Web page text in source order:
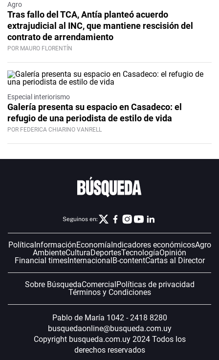
Agro
Tras fallo del TCA, Antía planteó acuerdo
extrajudicial al INC, que mantiene rescisión del
contrato de arrendamiento
POR MAURO FLORENTÍN
Especial interiorismo
Galería presenta su espacio en Casadeco: el
refugio de una periodista de estilo de vida
POR FEDERICA CHIARINO VANRELL
Seguinos en:
PolíticaInformaciónEconomíaIndicadores económicosAgro
AmbienteCulturaDeportesTecnologíaOpinión
Financial timesInternacionalB-contentCartas al Director
Sobre BúsquedaComercialPolíticas de privacidad
Términos y Condiciones
Pablo de María 1042 - 2418 8280
busquedaonline@busqueda.com.uy
Copyright busqueda.com.uy 2024 Todos los
derechos reservados